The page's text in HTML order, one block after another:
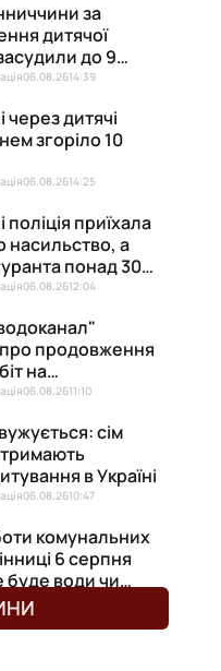
за
дитячої
до 9
волі
06.08.2614:39
через дитячі
згоріло 10
06.08.2614:25
поліція приїхала
насильство, а
понад 300
06.08.2612:04
продовження
на
станції
06.08.2611:10
сім
тримають
в Україні
06.08.2610:47
комунальних
6 серпня
буде води чи
06.08.26